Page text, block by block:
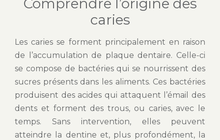
Comprendre l’origine des
caries
Les caries se forment principalement en raison
de l’accumulation de plaque dentaire. Celle-ci
se compose de bactéries qui se nourrissent des
sucres présents dans les aliments. Ces bactéries
produisent des acides qui attaquent l’émail des
dents et forment des trous, ou caries, avec le
temps. Sans intervention, elles peuvent
atteindre la dentine et, plus profondément, la